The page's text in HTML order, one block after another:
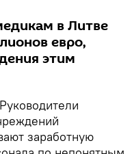
в Литве
евро,
этим
Руководители
заработную